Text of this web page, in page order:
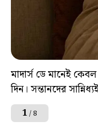
মাদার্স ডে মানেই
দিন। সন্তানদের
1/ 8